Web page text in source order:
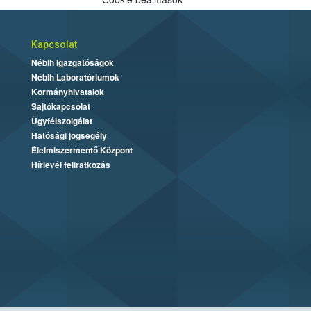
Kapcsolat
Nébih Igazgatóságok
Nébih Laboratóriumok
Kormányhivatalok
Sajtókapcsolat
Ügyfélszolgálat
Hatósági jogsegély
Élelmiszermentő Központ
Hírlevél feliratkozás